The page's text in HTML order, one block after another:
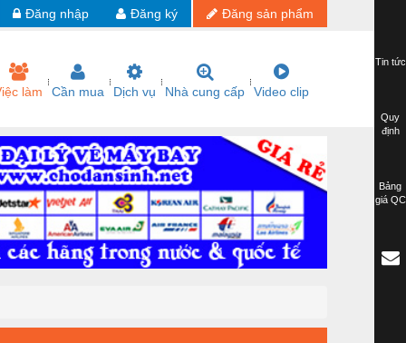
Đăng sản phẩm
Đăng ký
Đăng nhập
làm Cần mua Dịch vụ Nhà cung cấp Video clip
Tin tức
Quy
định
Bảng
giá QC